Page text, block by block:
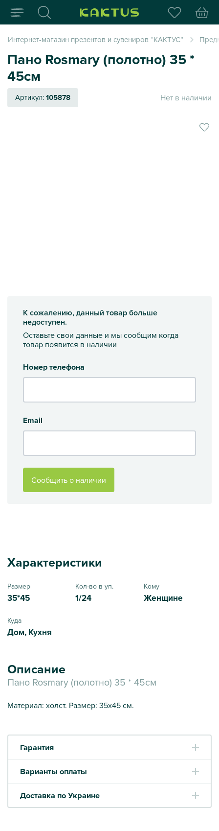
Интернет-магазин
Интернет-магазин презентов и сувениров “КАКТУС”
Пано Rosmary (полотно) 35 *
45см
Артикул:105878 Нет в наличии
К сожалению, данный товар больше
недоступен.
Оставьте свои данные и мы сообщим когда
товар появится в наличии
Номер телефона
Email
Сообщить о наличии
Характеристики
Размер
35*45
Кол-во в уп.
1/24
Кому
Женщине
Куда
Дом, Кухня
Описание
Пано Rosmary (полотно) 35 * 45см
Материал: холст. Размер: 35х45 см.
Гарантия
Варианты оплаты
Доставка по Украине